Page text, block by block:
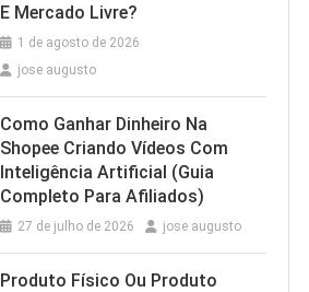
E Mercado Livre?
1 de agosto de 2026
jose augusto
Como Ganhar Dinheiro Na
Shopee Criando Vídeos Com
Inteligência Artificial (Guia
Completo Para Afiliados)
27 de julho de 2026 jose augusto
Produto Físico Ou Produto